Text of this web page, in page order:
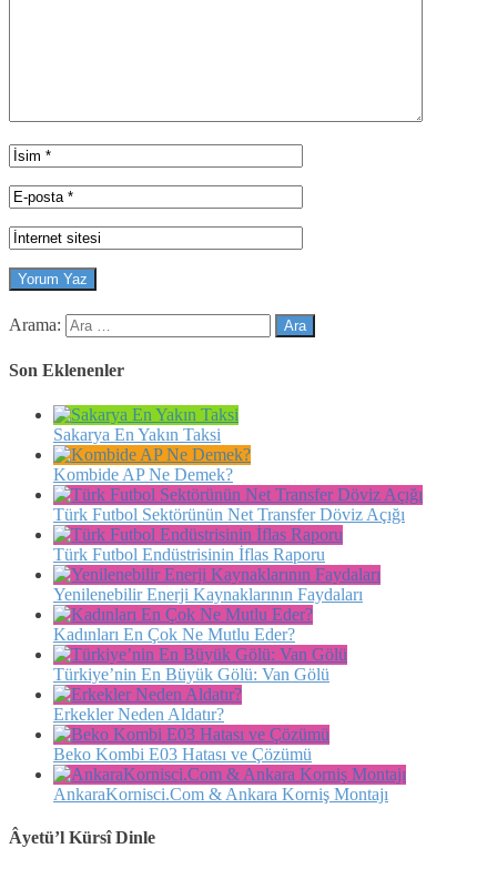
Arama:
Son Eklenenler
Sakarya En Yakın Taksi
Kombide AP Ne Demek?
Türk Futbol Sektörünün Net Transfer Döviz Açığı
Türk Futbol Endüstrisinin İflas Raporu
Yenilenebilir Enerji Kaynaklarının Faydaları
Kadınları En Çok Ne Mutlu Eder?
Türkiye’nin En Büyük Gölü: Van Gölü
Erkekler Neden Aldatır?
Beko Kombi E03 Hatası ve Çözümü
AnkaraKornisci.Com & Ankara Korniş Montajı
Âyetü’l Kürsî Dinle